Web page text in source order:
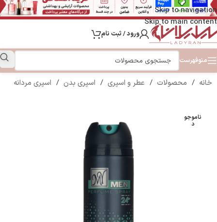
Skip to navigation
Skip to main content
ورود / ثبت نام
منوفهرست
خانه / محصولات / عطر و اسپری / اسپری بدن / اسپری مردانه
ناموجو
د